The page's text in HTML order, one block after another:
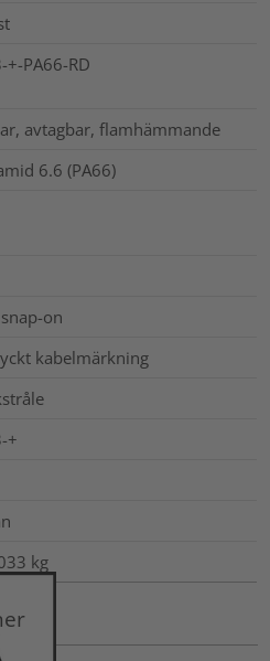
+-PA66-RD
avtagbar, flamhämmande
6.6 (PA66)
on
kabelmärkning
+
kg